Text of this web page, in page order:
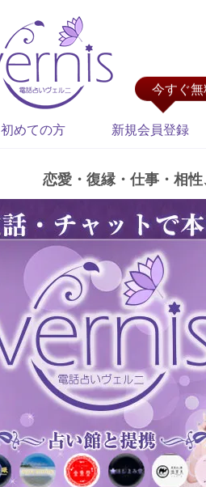
今すぐ無
初めての方 新規会員登録
恋愛・復縁・仕事・相